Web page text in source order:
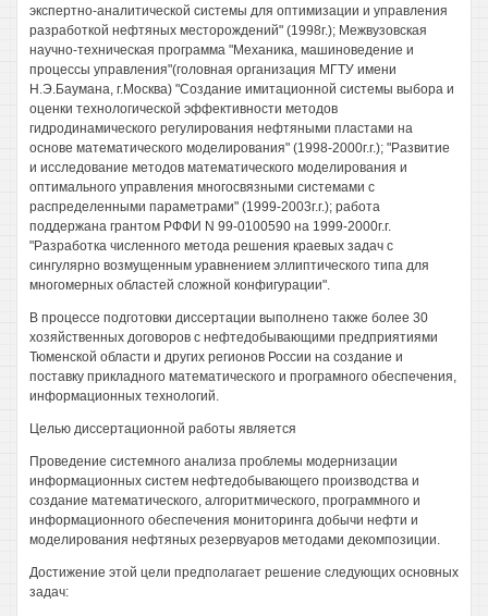
экспертно-аналитической системы для оптимизации и управления
разработкой нефтяных месторождений" (1998г.); Межвузовская
научно-техническая программа "Механика, машиноведение и
процессы управления"(головная организация МГТУ имени
Н.Э.Баумана, г.Москва) "Создание имитационной системы выбора и
оценки технологической эффективности методов
гидродинамического регулирования нефтяными пластами на
основе математического моделирования" (1998-2000г.г.); "Развитие
и исследование методов математического моделирования и
оптимального управления многосвязными системами с
распределенными параметрами" (1999-2003г.г.); работа
поддержана грантом РФФИ N 99-0100590 на 1999-2000г.г.
"Разработка численного метода решения краевых задач с
сингулярно возмущенным уравнением эллиптического типа для
многомерных областей сложной конфигурации".
В процессе подготовки диссертации выполнено также более 30
хозяйственных договоров с нефтедобывающими предприятиями
Тюменской области и других регионов России на создание и
поставку прикладного математического и програмного обеспечения,
информационных технологий.
Целью диссертационной работы является
Проведение системного анализа проблемы модернизации
информационных систем нефтедобывающего производства и
создание математического, алгоритмического, программного и
информационного обеспечения мониторинга добычи нефти и
моделирования нефтяных резервуаров методами декомпозиции.
Достижение этой цели предполагает решение следующих основных
задач: